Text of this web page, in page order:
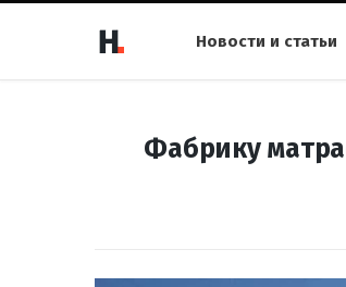
Новости и статьи
Фабрику